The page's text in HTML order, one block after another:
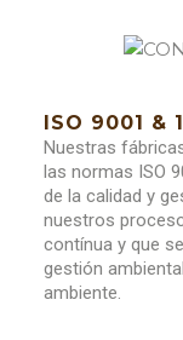
ISO 9001 &
Nuestras
las normas ISO
de la calidad y
nuestros
contínua y que
gestión
ambiente.